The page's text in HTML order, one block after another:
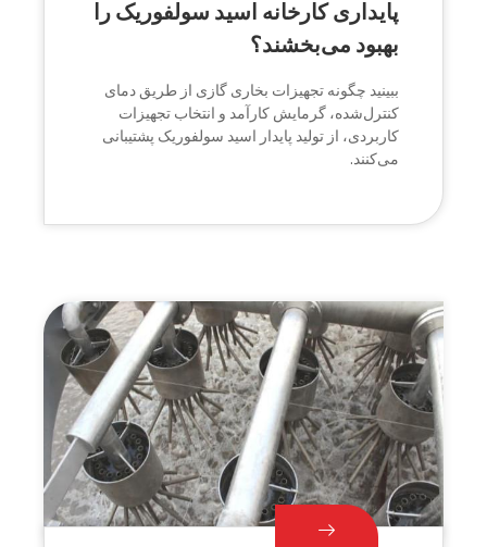
پایداری کارخانه اسید سولفوریک را
بهبود می‌بخشند؟
ببینید چگونه تجهیزات بخاری گازی از طریق دمای
کنترل‌شده، گرمایش کارآمد و انتخاب تجهیزات
کاربردی، از تولید پایدار اسید سولفوریک پشتیبانی
می‌کنند.